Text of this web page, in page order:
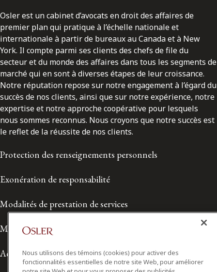
Osler est un cabinet d’avocats en droit des affaires de
premier plan qui pratique à l’échelle nationale et
internationale à partir de bureaux au Canada et à New
York. Il compte parmi ses clients des chefs de file du
secteur et du monde des affaires dans tous les segments de
marché qui en sont à diverses étapes de leur croissance.
Notre réputation repose sur notre engagement à l’égard du
succès de nos clients, ainsi que sur notre expérience, notre
expertise et notre approche coopérative pour lesquels
nous sommes reconnus. Nous croyons que notre succès est
le reflet de la réussite de nos clients.
Protection des renseignements personnels
Exonération de responsabilité
Modalités de prestation de services
Modalités d'utilisation
AccessibilitéNous utilisons des témoins (cookies) pour activer des
fonctionnalités essentielles de notre site Web, pour améliorer